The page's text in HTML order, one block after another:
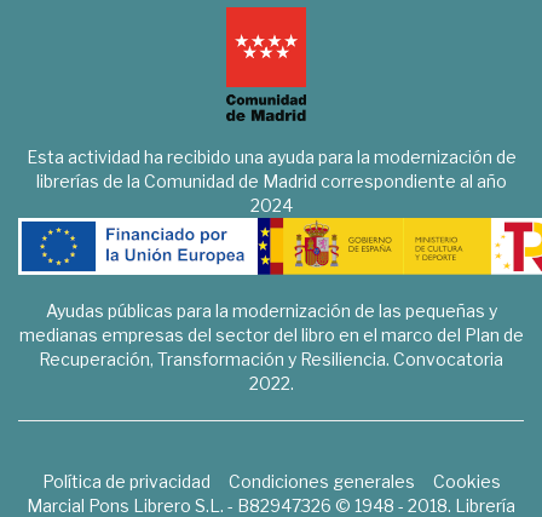
Esta actividad ha recibido una ayuda para la modernización de
librerías de la Comunidad de Madrid correspondiente al año
2024
Ayudas públicas para la modernización de las pequeñas y
medianas empresas del sector del libro en el marco del Plan de
Recuperación, Transformación y Resiliencia. Convocatoria
2022.
Política de privacidad Condiciones generales
Cookies
Marcial Pons Librero S.L. - B82947326 © 1948 - 2018. Librería